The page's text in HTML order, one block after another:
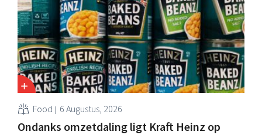
Food 6 Augustus, 2026
Ondanks omzetdaling ligt Kraft Heinz op